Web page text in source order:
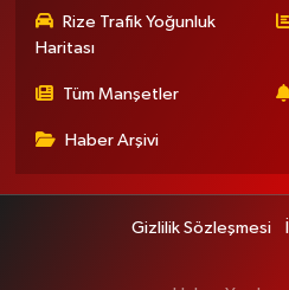
Rize Trafik Yoğunluk
Haritası
Tüm Manşetler
Haber Arşivi
Gizlilik Sözleşmesi